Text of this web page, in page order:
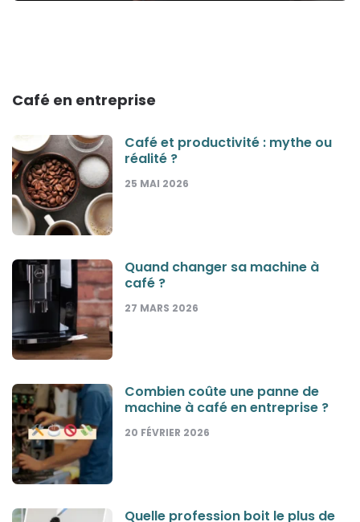
Café en entreprise
Café et productivité : mythe ou
réalité ?
25 MAI 2026
Quand changer sa machine à
café ?
27 MARS 2026
Combien coûte une panne de
machine à café en entreprise ?
20 FÉVRIER 2026
Quelle profession boit le plus de